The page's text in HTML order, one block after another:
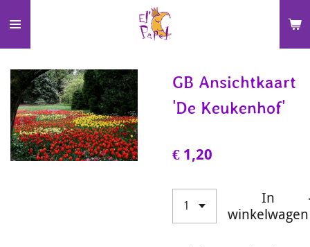
direct
naar
de
hoofdinhoud
GB Ansichtkaart
'De Keukenhof'
€ 1,20
In
winkelwagen